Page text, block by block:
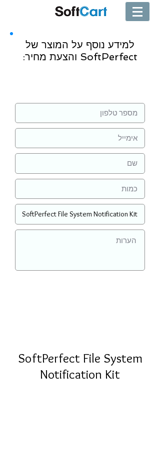
למידע נוסף על המוצר של
SoftPerfect והצעת מחיר:
SoftPerfect File System
Notification Kit